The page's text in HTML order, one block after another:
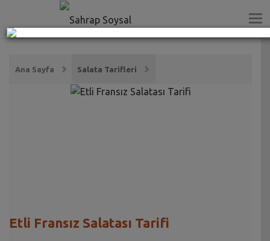
Ana Sayfa Salata Tarifleri
Etli Fransız Salatası Tarifi